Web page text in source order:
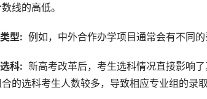
线的高低。
型:
例如，中外合作办学项目通常会有不同
科:
新高考改革后，考生选科情况直接影响
的选科考生人数较多，导致相应专业组的录取